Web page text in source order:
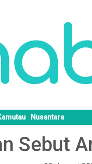
Nusantara
Sebut